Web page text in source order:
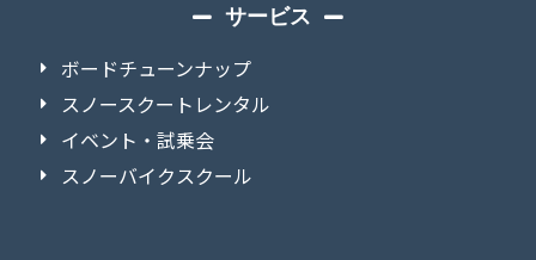
サービス
ボードチューンナップ
スノースクートレンタル
イベント・試乗会
スノーバイクスクール